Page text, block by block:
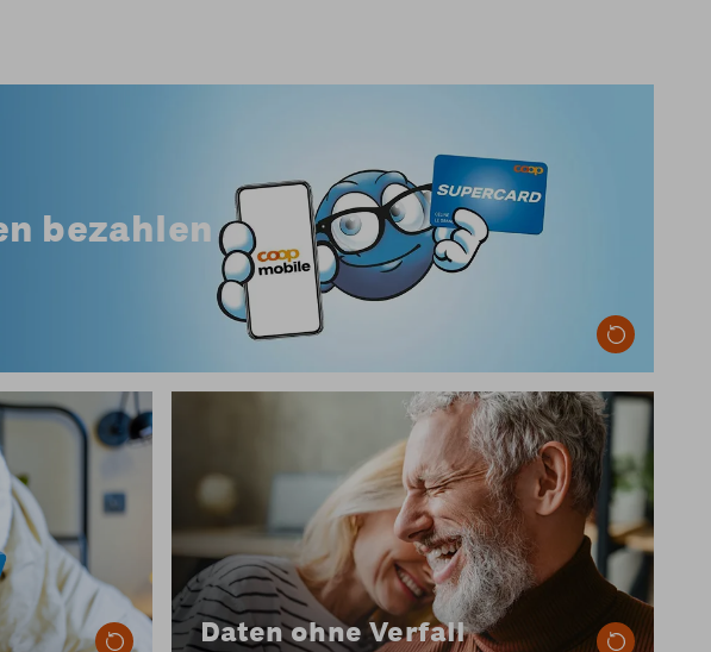
bezahlen
Mehr Informationen zur Bezahlung mit Superpunkten
maximale
und
Monatsende
kündigen.
Daten ohne Verfall
Bei Coop Mobile verfällt Ihr Datenvolumen in
der Schweiz nie: Nicht genutzte Daten werden
automatisch in den nächsten Monat
übertragen.
Mehr erfahren